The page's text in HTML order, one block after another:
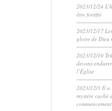
2023/12/24
être fortifié
2023/12/17
gloire de Dieu
2023/12/10
devons
l’Église
2023/12/3 Il a
mystère caché
commencement